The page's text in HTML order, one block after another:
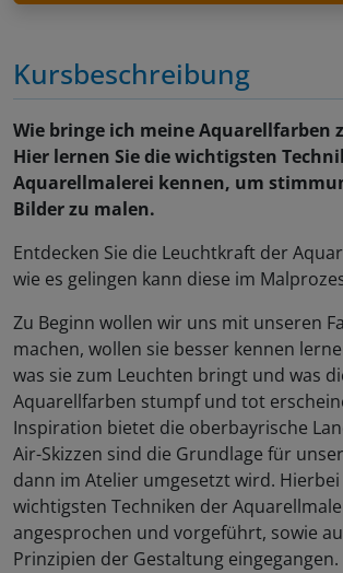
Kursbeschreibung
Wie bringe ich meine Aquarellfarben
Hier lernen Sie die wichtigsten
Aquarellmalerei kennen, um
Bilder zu malen.
Entdecken Sie die Leuchtkraft der
wie es gelingen kann diese im
Zu Beginn wollen wir uns mit unseren
machen, wollen sie besser kennen
was sie zum Leuchten bringt und was
Aquarellfarben stumpf und tot
Inspiration bietet die oberbayrische
Air-Skizzen sind die Grundlage für
dann im Atelier umgesetzt wird.
wichtigsten Techniken der
angesprochen und vorgeführt, sowie
Prinzipien der Gestaltung eingegangen.